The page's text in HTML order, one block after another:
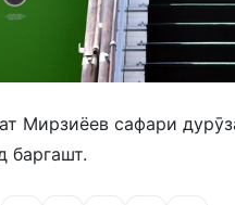
Мирзиёев сафари
баргашт.